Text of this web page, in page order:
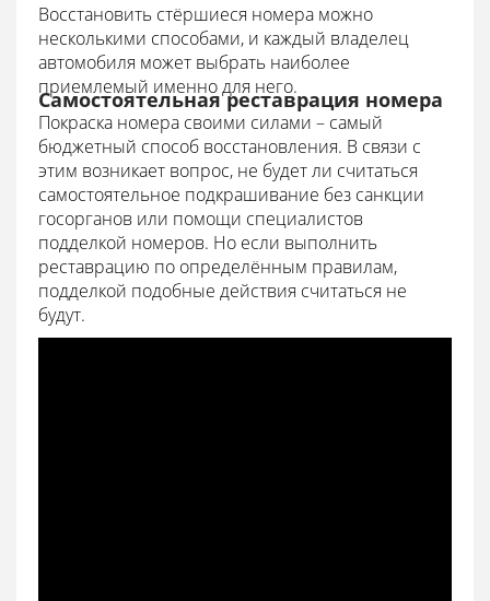
Восстановить стёршиеся номера можно
несколькими способами, и каждый владелец
автомобиля может выбрать наиболее
приемлемый именно для него.
Самостоятельная реставрация номера
Покраска номера своими силами – самый
бюджетный способ восстановления. В связи с
этим возникает вопрос, не будет ли считаться
самостоятельное подкрашивание без санкции
госорганов или помощи специалистов
подделкой номеров. Но если выполнить
реставрацию по определённым правилам,
подделкой подобные действия считаться не
будут.